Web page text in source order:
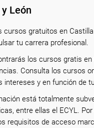
León
cursos gratuitos en
tu carrera profesional.
los cursos gratis
Consulta los cursos
intereses y en función de
está totalmente
entre ellas el ECYL.
requisitos de acceso